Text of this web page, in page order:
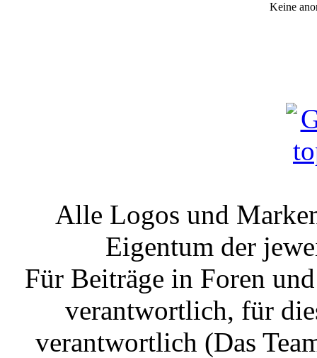
Keine
Alle Logos und
Eigentum der
Für Beiträge in Foren
verantwortlich, für
verantwortlich (Das